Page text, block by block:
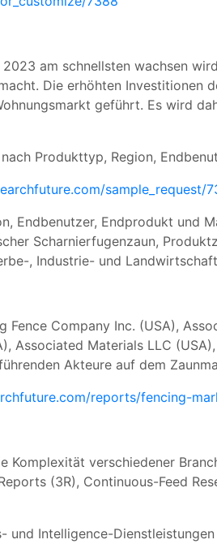
am schnellsten wachsen
Die erhöhten Investitionen
geführt. Es wird
Produkttyp, Region,
sample_request/
Endbenutzer, Endprodukt und
Scharnierfugenzaun,
, Industrie- und
Company Inc. (USA),
Associated Materials LLC
Akteure auf dem
reports/fencing-
Komplexität verschiedener
(3R), Continuous-Feed
und Intelligence-